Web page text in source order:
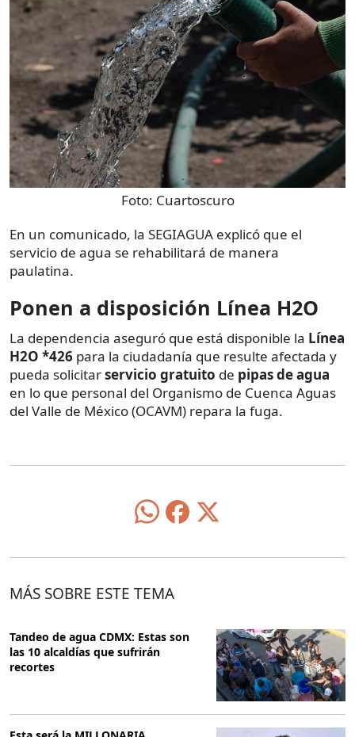
Foto: Cuartoscuro
En un comunicado, la SEGIAGUA explicó que el
servicio de agua se rehabilitará de manera
paulatina.
Ponen a disposición Línea H2O
La dependencia aseguró que está disponible la Línea
H2O *426 para la ciudadanía que resulte afectada y
pueda solicitarservicio gratuito de pipas de agua
en lo que personal del Organismo de Cuenca Aguas
del Valle de México (OCAVM) repara la fuga.
MÁS SOBRE ESTE TEMA
Tandeo de agua CDMX: Estas son
las 10 alcaldías que sufrirán
recortes